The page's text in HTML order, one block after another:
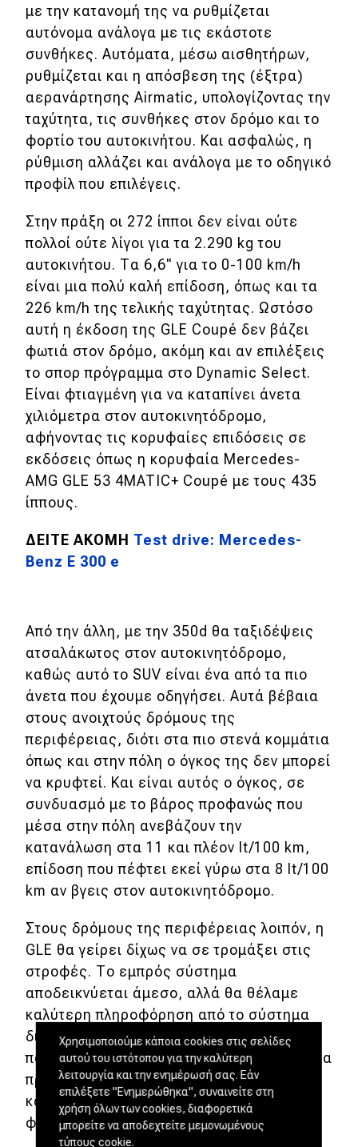
με την κατανομή της να ρυθμίζεται
αυτόνομα ανάλογα με τις εκάστοτε
συνθήκες. Αυτόματα, μέσω αισθητήρων,
ρυθμίζεται και η απόσβεση της (έξτρα)
αερανάρτησης Airmatic, υπολογίζοντας την
ταχύτητα, τις συνθήκες στον δρόμο και το
φορτίο του αυτοκινήτου. Και ασφαλώς, η
ρύθμιση αλλάζει και ανάλογα με το οδηγικό
προφίλ που επιλέγεις.
Στην πράξη οι 272 ίπποι δεν είναι ούτε
πολλοί ούτε λίγοι για τα 2.290 kg του
αυτοκινήτου. Τα 6,6" για το 0-100 km/h
είναι μια πολύ καλή επίδοση, όπως και τα
226 km/h της τελικής ταχύτητας. Ωστόσο
αυτή η έκδοση της GLE Coupé δεν βάζει
φωτιά στον δρόμο, ακόμη και αν επιλέξεις
το σπορ πρόγραμμα στο Dynamic Select.
Είναι φτιαγμένη για να καταπίνει άνετα
χιλιόμετρα στον αυτοκινητόδρομο,
αφήνοντας τις κορυφαίες επιδόσεις σε
εκδόσεις όπως η κορυφαία Mercedes-
AMG GLE 53 4MATIC+ Coupé με τους 435
ίππους.
ΔΕΙΤΕ ΑΚΟΜΗ Test drive: Mercedes-
Benz E 300 e
Από την άλλη, με την 350d θα ταξιδέψεις
ατσαλάκωτος στον αυτοκινητόδρομο,
καθώς αυτό το SUV είναι ένα από τα πιο
άνετα που έχουμε οδηγήσει. Αυτά βέβαια
στους ανοιχτούς δρόμους της
περιφέρειας, διότι στα πιο στενά κομμάτια
όπως και στην πόλη ο όγκος της δεν μπορεί
να κρυφτεί. Και είναι αυτός ο όγκος, σε
συνδυασμό με το βάρος προφανώς που
μέσα στην πόλη ανεβάζουν την
κατανάλωση στα 11 και πλέον lt/100 km,
επίδοση που πέφτει εκεί γύρω στα 8 lt/100
km αν βγεις στον αυτοκινητόδρομο.
Στους δρόμους της περιφέρειας λοιπόν, η
GLE θα γείρει δίχως να σε τρομάξει στις
στροφές. Το εμπρός σύστημα
αποδεικνύεται άμεσο, αλλά θα θέλαμε
καλύτερη πληροφόρηση από το σύστημα
διεύθυνσης. Αν το παρακάνεις και
παρασυρθείς, τα ηλεκτρονικά θα βάλουν τα
πράγματα στη θέση τους πριν καν το
καταλάβεις, όντας πάντα εκεί σε ρόλο
φύλακα-αγγέλου.
Χρησιμοποιούμε κάποια cookies στις σελίδες
αυτού του ιστότοπου για την καλύτερη
λειτουργία και την ενημέρωσή σας. Εάν
επιλέξετε "Ενημερώθηκα", συναινείτε στη
χρήση όλων των cookies, διαφορετικά
μπορείτε να αποδεχτείτε μεμονωμένους
τύπους cookie.